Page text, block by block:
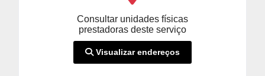
Consultar unidades físicas
prestadoras deste serviço
Visualizar endereços